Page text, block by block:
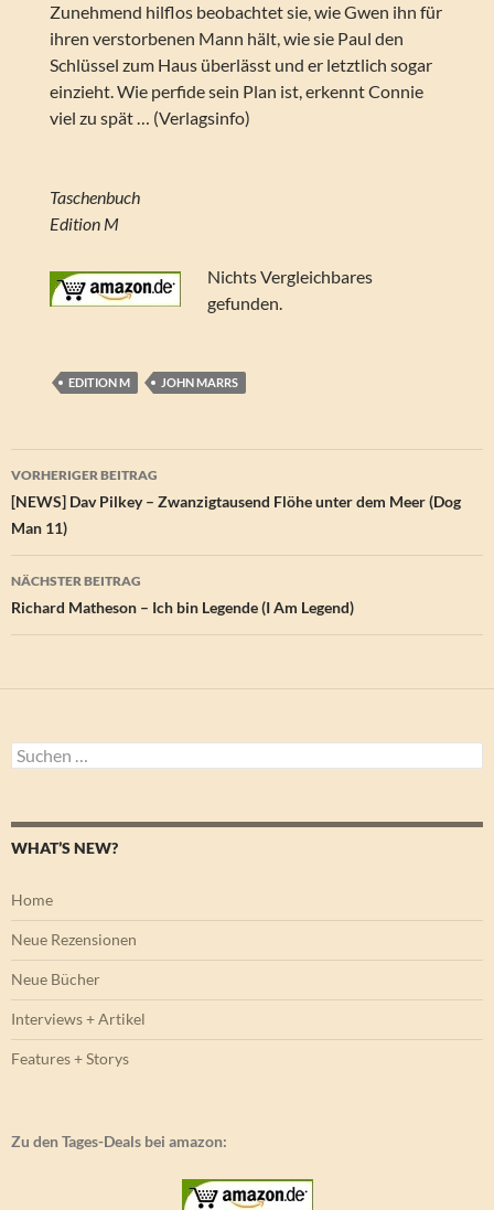
Zunehmend hilflos beobachtet sie, wie Gwen ihn für
ihren verstorbenen Mann hält, wie sie Paul den
Schlüssel zum Haus überlässt und er letztlich sogar
einzieht. Wie perfide sein Plan ist, erkennt Connie
viel zu spät … (Verlagsinfo)
Taschenbuch
Edition M
Nichts Vergleichbares
gefunden.
EDITION M JOHN MARRS
Beitragsnavigation
VORHERIGER BEITRAG
[NEWS] Dav Pilkey – Zwanzigtausend Flöhe unter dem Meer (Dog
Man 11)
NÄCHSTER BEITRAG
Richard Matheson – Ich bin Legende (I Am Legend)
Suchen
nach:
WHAT’S NEW?
Home
Neue Rezensionen
Neue Bücher
Interviews + Artikel
Features + Storys
Zu den Tages-Deals bei amazon: